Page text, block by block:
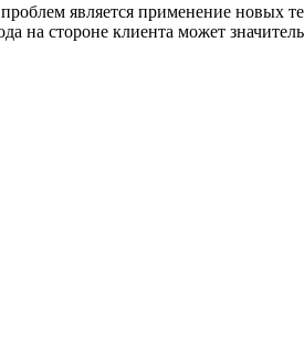
является применение новых
на стороне клиента может